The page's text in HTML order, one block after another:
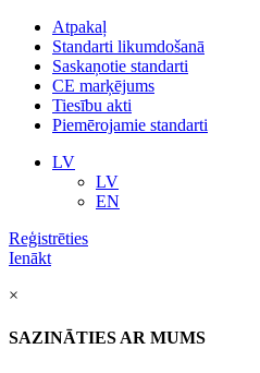
Atpakaļ
Standarti likumdošanā
Saskaņotie standarti
CE marķējums
Tiesību akti
Piemērojamie standarti
LV
LV
EN
Reģistrēties
Ienākt
×
SAZINĀTIES AR MUMS